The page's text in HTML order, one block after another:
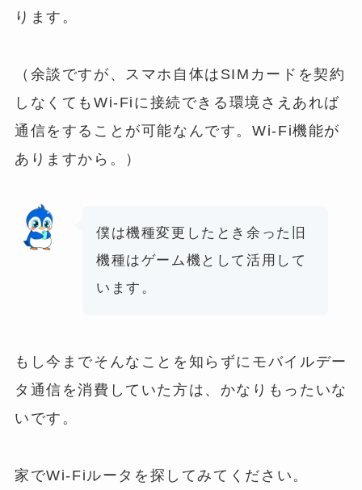
ります。
（余談ですが、スマホ自体はSIMカードを契約
しなくてもWi-Fiに接続できる環境さえあれば
通信をすることが可能なんです。Wi-Fi機能が
ありますから。）
僕は機種変更したとき余った旧
機種はゲーム機として活用して
います。
もし今までそんなことを知らずにモバイルデー
タ通信を消費していた方は、かなりもったいな
いです。
家でWi-Fiルータを探してみてください。